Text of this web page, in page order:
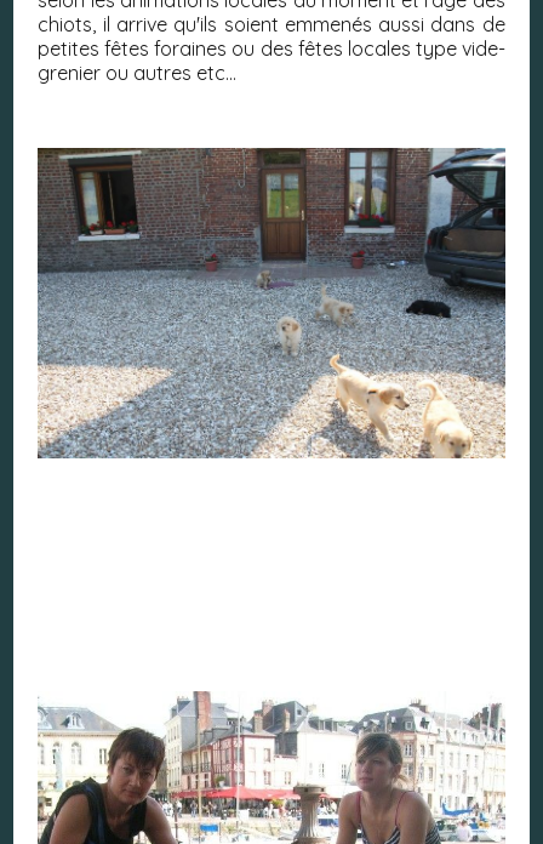
chiots, il arrive qu'ils soient emmenés aussi dans de
petites fêtes foraines ou des fêtes locales type vide-
grenier ou autres etc...